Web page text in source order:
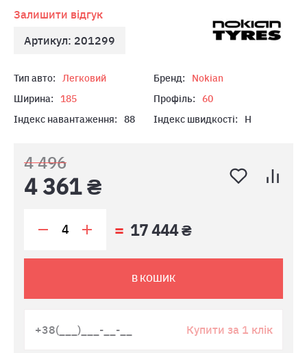
Залишити відгук
Артикул: 201299
Тип авто: Легковий Бренд:
Nokian
Ширина:
185 Профіль:
60
Індекс навантаження:
88 Індекс швидкості: H
4 496
4 361 ₴
17 444 ₴
В КОШИК
Купити за 1 клік